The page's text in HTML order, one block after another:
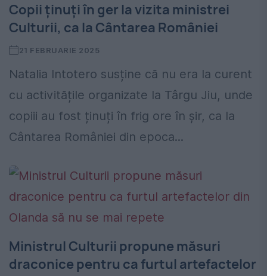
Copii ținuți în ger la vizita ministrei
Culturii, ca la Cântarea României
21 FEBRUARIE 2025
Natalia Intotero susține că nu era la curent
cu activitățile organizate la Târgu Jiu, unde
copiii au fost ținuți în frig ore în șir, ca la
Cântarea României din epoca...
Ministrul Culturii propune măsuri
draconice pentru ca furtul artefactelor